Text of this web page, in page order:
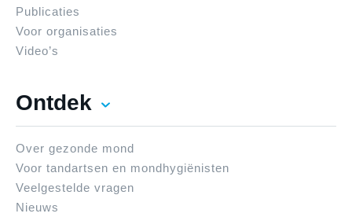
Publicaties
Voor organisaties
Video’s
Ontdek
Over gezonde mond
Voor tandartsen en mondhygiënisten
Veelgestelde vragen
Nieuws